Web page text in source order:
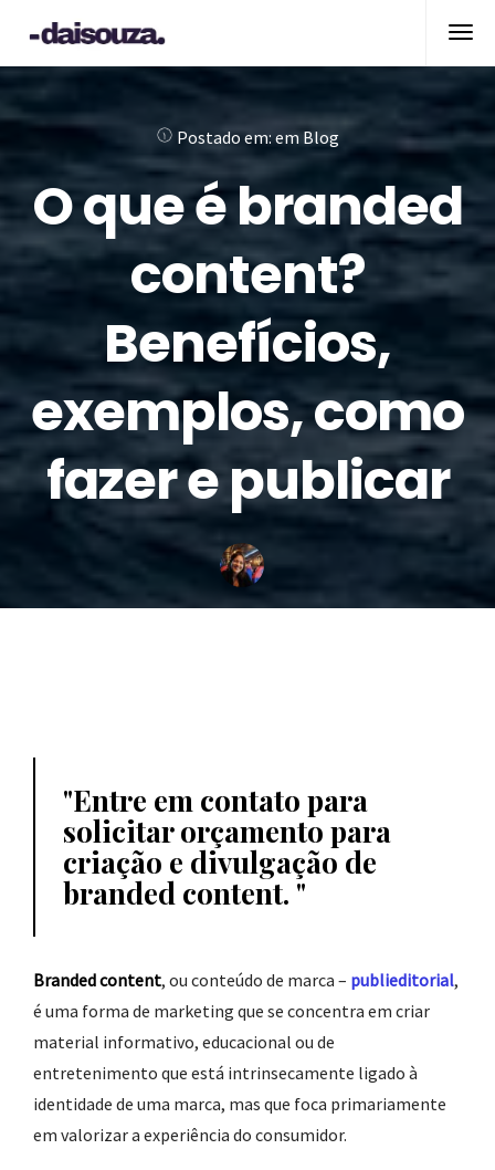
Postado em:em Blog
O que é branded
content?
Benefícios,
exemplos, como
fazer e publicar
Entre em contato para
solicitar orçamento para
criação e divulgação de
branded content.
Branded content, ou conteúdo de marca – publieditorial,
é uma forma de marketing que se concentra em criar
material informativo, educacional ou de
entretenimento que está intrinsecamente ligado à
identidade de uma marca, mas que foca primariamente
em valorizar a experiência do consumidor.